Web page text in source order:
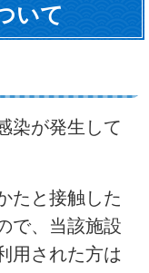
いて
染が発生して
たと接触した
で、当該施設
用された方は